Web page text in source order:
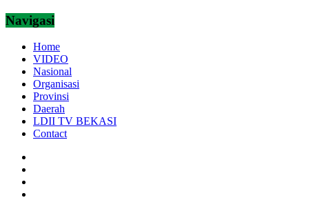
Navigasi
Home
VIDEO
Nasional
Organisasi
Provinsi
Daerah
LDII TV BEKASI
Contact